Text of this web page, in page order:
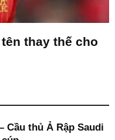
thay thế cho
Cầu thủ Ả Rập Saudi